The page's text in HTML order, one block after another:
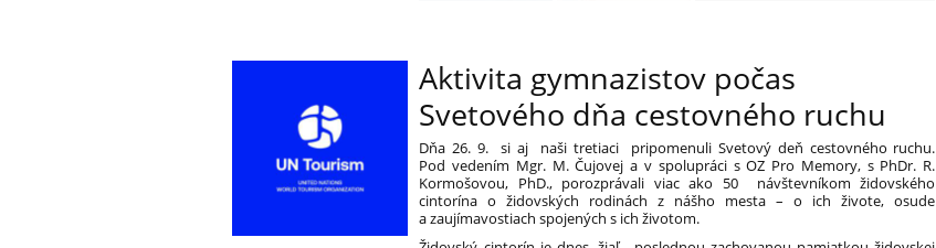
Aktivita gymnazistov počas
Svetového dňa cestovného ruchu
Dňa 26. 9. si aj naši tretiaci pripomenuli Svetový deň cestovného ruchu.
Pod vedením Mgr. M. Čujovej a v spolupráci s OZ Pro Memory, s PhDr. R.
Kormošovou, PhD., porozprávali viac ako 50 návštevníkom židovského
cintorína o židovských rodinách z nášho mesta – o ich živote, osude
a zaujímavostiach spojených s ich životom.